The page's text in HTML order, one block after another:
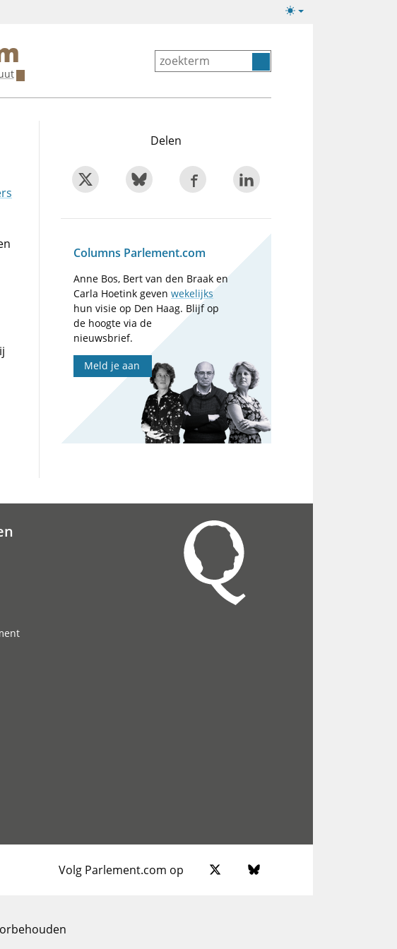
Lichte/donkere
Delen
Columns Parlement.com
Anne Bos, Bert van den Braak en
Carla Hoetink gevenwekelijks
hun visie op Den Haag. Blijf op
de hoogte via de
nieuwsbrief.
Meld je aan
Volg Parlement.com op